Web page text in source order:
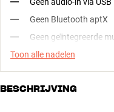
Geen Bluetooth aptX
Geen geïntegreerde
Toon alle nadelen
BESCHRIJVING